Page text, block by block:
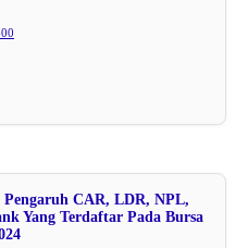
CAR, LDR, NPL,
Yang Terdaftar Pada Bursa